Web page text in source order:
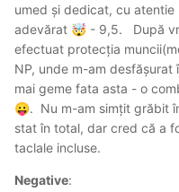
umed și dedicat, cu
adevărat 🤯 - 9,5. După
efectuat protecția
NP, unde m-am desfășurat
mai geme fata asta - o
😛. Nu m-am simțit grăbit
stat în total, dar cred că a
taclale incluse.
Negative: